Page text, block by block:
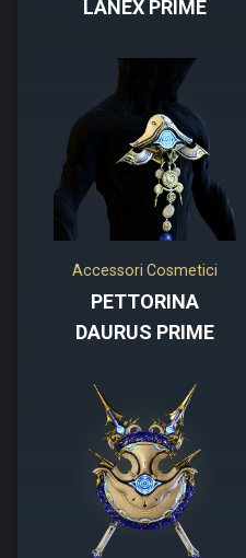
LANEX PRIME
Accessori Cosmetici
PETTORINA
DAURUS PRIME